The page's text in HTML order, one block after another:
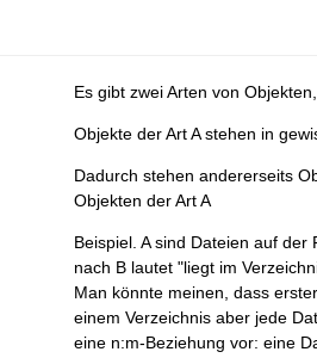
Es gibt zwei Arten von
Objekte der Art A stehen in
Dadurch stehen andererseits
Objekten der Art A
Beispiel. A sind Dateien auf der
nach B lautet "liegt im
Man könnte meinen, dass
einem Verzeichnis aber jede
eine n:m-Beziehung vor: eine